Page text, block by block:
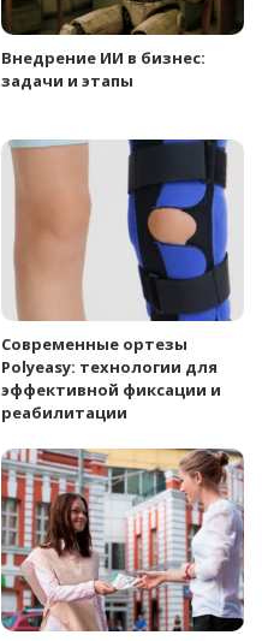
Внедрение ИИ в бизнес:
задачи и этапы
Современные ортезы
Polyeasy: технологии для
эффективной фиксации и
реабилитации